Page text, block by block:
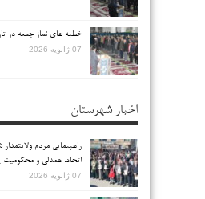
خطبه های نماز جمعه در تاریخ ۱۴۰۴/
07 ژانویه 2026
اخبار شهرستان
راهپیمایی مردم
اتحاد، همدلی و محکومیت
07 ژانویه 2026